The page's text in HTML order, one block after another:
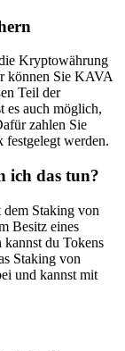
Kryptowährung
können Sie KAVA
Teil der
es auch möglich,
zahlen Sie
festgelegt werden.
ich das tun?
Staking von
Besitz eines
du Tokens
Staking von
und kannst mit